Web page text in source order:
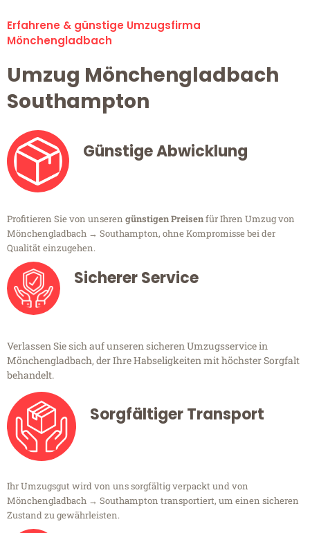
Erfahrene & günstige Umzugsfirma
Mönchengladbach
Umzug Mönchengladbach
Southampton
Günstige Abwicklung
Profitieren Sie von unseren günstigen Preisenfür Ihren Umzug von
Mönchengladbach → Southampton, ohne Kompromisse bei der
Qualität einzugehen.
Sicherer Service
Verlassen Sie sich auf unseren sicheren Umzugsservice in
Mönchengladbach, der Ihre Habseligkeiten mit höchster Sorgfalt
behandelt.
Sorgfältiger Transport
Ihr Umzugsgut wird von uns sorgfältig verpackt und von
Mönchengladbach → Southampton transportiert, um einen sicheren
Zustand zu gewährleisten.